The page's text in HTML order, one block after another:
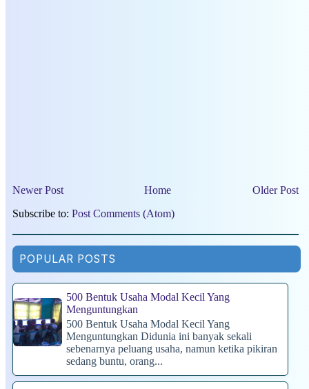
Newer Post Older Post
Home
Subscribe to: Post Comments (Atom)
POPULAR POSTS
500 Bentuk Usaha Modal Kecil Yang
Menguntungkan
500 Bentuk Usaha Modal Kecil Yang
Menguntungkan Didunia ini banyak sekali
sebenarnya peluang usaha, namun ketika pikiran
sedang buntu, orang...